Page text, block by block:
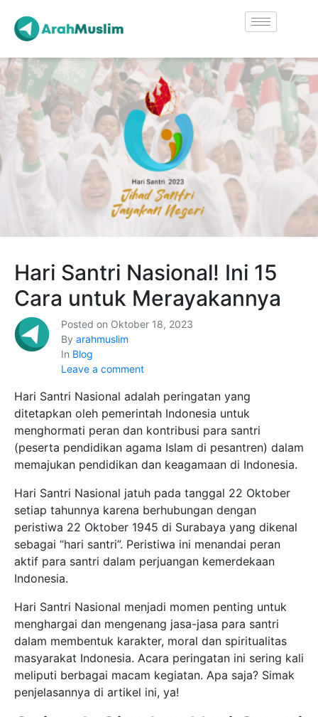
Posted on Oktober 18, 2023
By arahmuslim
In Blog
Leave a comment
Hari Santri Nasional! Ini 15
Cara untuk Merayakannya
Hari Santri Nasional adalah peringatan yang
ditetapkan oleh pemerintah Indonesia untuk
menghormati peran dan kontribusi para santri
(peserta pendidikan agama Islam di pesantren) dalam
memajukan pendidikan dan keagamaan di Indonesia.
Hari Santri Nasional jatuh pada tanggal 22 Oktober
setiap tahunnya karena berhubungan dengan
peristiwa 22 Oktober 1945 di Surabaya yang dikenal
sebagai “hari santri”. Peristiwa ini menandai peran
aktif para santri dalam perjuangan kemerdekaan
Indonesia.
Hari Santri Nasional menjadi momen penting untuk
menghargai dan mengenang jasa-jasa para santri
dalam membentuk karakter, moral dan spiritualitas
masyarakat Indonesia. Acara peringatan ini sering kali
meliputi berbagai macam kegiatan. Apa saja? Simak
penjelasannya di artikel ini, ya!